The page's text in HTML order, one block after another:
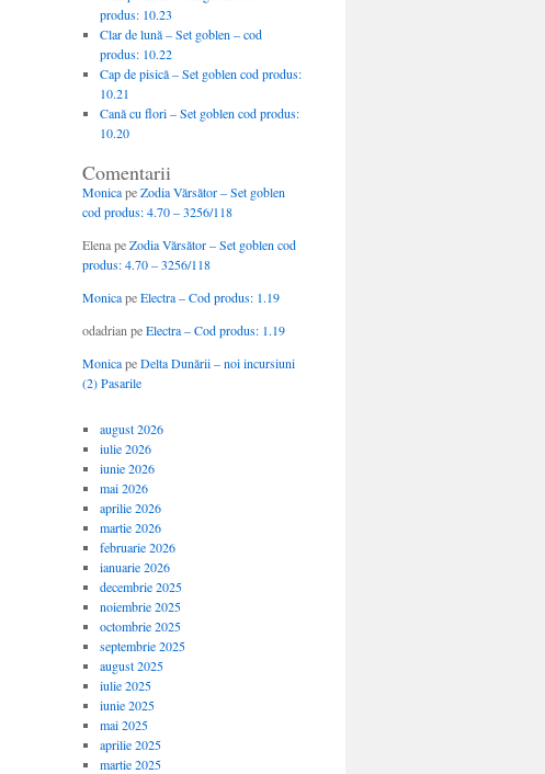
produs: 10.23
Clar de lună – Set goblen – cod
produs: 10.22
Cap de pisică – Set goblen cod produs:
10.21
Cană cu flori – Set goblen cod produs:
10.20
Comentarii
MonicapeZodia Vărsător – Set goblen
cod produs: 4.70 – 3256/118
ElenapeZodia Vărsător – Set goblen cod
produs: 4.70 – 3256/118
MonicapeElectra – Cod produs: 1.19
odadrian peElectra – Cod produs: 1.19
MonicapeDelta Dunării – noi incursiuni
(2) Pasarile
august 2026
iulie 2026
iunie 2026
mai 2026
aprilie 2026
martie 2026
februarie 2026
ianuarie 2026
decembrie 2025
noiembrie 2025
octombrie 2025
septembrie 2025
august 2025
iulie 2025
iunie 2025
mai 2025
aprilie 2025
martie 2025